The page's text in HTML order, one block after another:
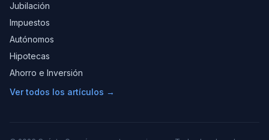
Jubilación
Impuestos
Autónomos
Hipotecas
Ahorro e Inversión
Ver todos los artículos →